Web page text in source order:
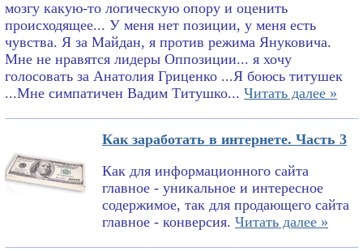
мозгу какую-то логическую опору и оценить
происходящее... У меня нет позиции, у меня есть
чувства. Я за Майдан, я против режима Януковича.
Мне не нравятся лидеры Оппозиции... я хочу
голосовать за Анатолия Гриценко ...Я боюсь титушек
...Мне симпатичен Вадим Титушко... Читать далее »
Как заработать в интернете. Часть 3
Как для информационного сайта
главное - уникальное и интересное
содержимое, так для продающего сайта
главное - конверсия. Читать далее »